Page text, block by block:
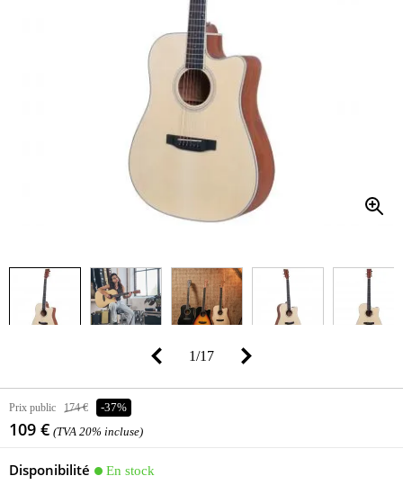
1/17
Prix public 174 € -37%
109 € (TVA 20% incluse)
Disponibilité
En stock